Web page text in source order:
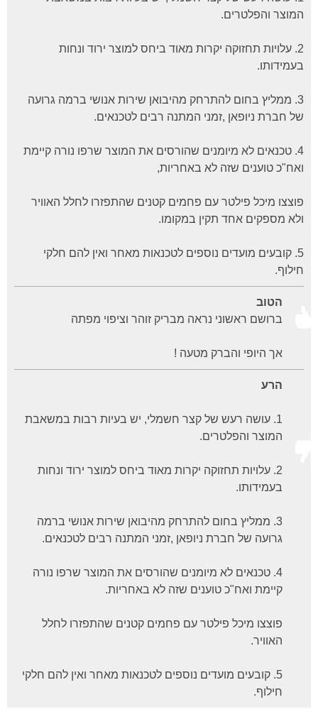
המוצר והפלטרים.
2. עלויות תחזוקה יקרות מאוד ביחס למוצר ירוד ונחות
בעמידותו.
3. ממליץ בחום להתרחק מהיבואן שירות אנושי ברמה גרועה
של חברת ניופאן ,זמני המתנה רבים לטכנאים.
4. טכנאים לא מיומנים שהורסים את המוצר שרפו נורה קיימת
ואח"כ טוענים שזה לא באחריות,
פוצצו מיכל פילטר עם פחמים קטנים שהתפזרו לחלל האוויר
ולא מספקים אחד תקין במקומו.
5. קובעים מועדים נוספים לטכנאות מאחר ואין להם חלקי
חילוף.
הטוב
ברושם ראשוני נראה מבריק זוהר וציפוי מפתה
אך היופי והברק מטעה !
הרע
1. עושה רעש של קצר חשמלי, יש בעיות רבות במשאבת
המוצר והפלטרים.
2. עלויות תחזוקה יקרות מאוד ביחס למוצר ירוד ונחות
בעמידותו.
3. ממליץ בחום להתרחק מהיבואן שירות אנושי ברמה
גרועה של חברת ניופאן ,זמני המתנה רבים לטכנאים.
4. טכנאים לא מיומנים שהורסים את המוצר שרפו נורה
קיימת ואח"כ טוענים שזה לא באחריות.
פוצצו מיכל פילטר עם פחמים קטנים שהתפזרו לחלל
האוויר.
5. קובעים מועדים נוספים לטכנאות מאחר ואין להם חלקי
חילוף.